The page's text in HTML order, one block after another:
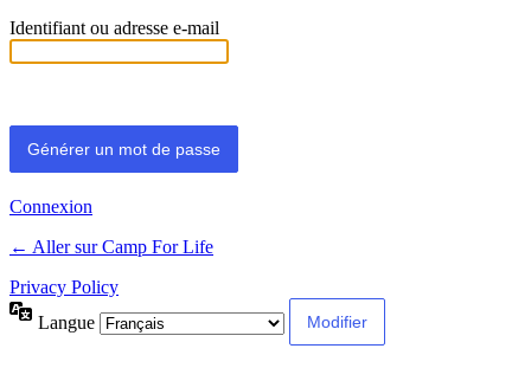
Identifiant ou adresse e-mail
Connexion
← Aller sur Camp For Life
Privacy Policy
Langue